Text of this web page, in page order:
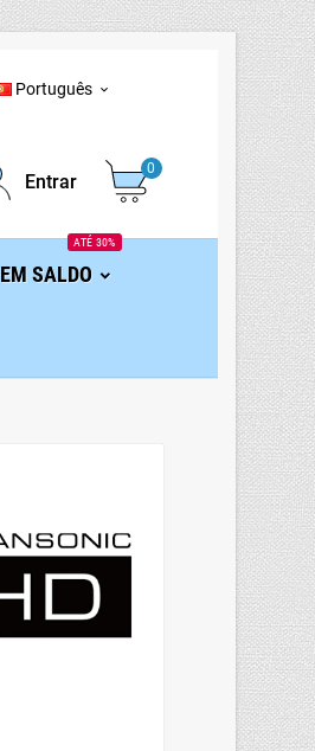
Português 
Entrar
0
EM SALDO
ATÉ 30%